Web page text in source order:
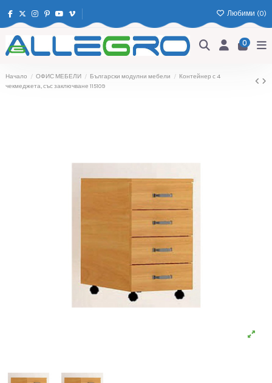
Любими (0)
0
Начало ОФИС МЕБЕЛИ Български модулни мебели
Контейнер с 4
чекмеджета, със заключване 115109